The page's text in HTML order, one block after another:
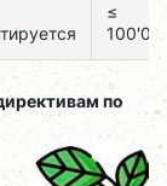
≤
по